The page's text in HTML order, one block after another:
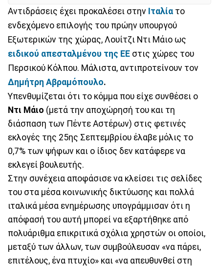
Αντιδράσεις έχει προκαλέσει στην Ιταλία το
ενδεχόμενο επιλογής του πρώην υπουργού
Εξωτερικών της χώρας, Λουίτζι Ντι Μάιο ως
ειδικού απεσταλμένου της ΕΕ στις χώρες του
Περσικού Κόλπου. Μάλιστα, αντιπροτείνουν τον
Δημήτρη Αβραμόπουλο.
Υπενθυμίζεται ότι το κόμμα που είχε συνθέσει ο
Ντι Μάιο (μετά την αποχώρησή του και τη
διάσπαση των Πέντε Αστέρων) στις φετινές
εκλογές της 25ης Σεπτεμβρίου έλαβε μόλις το
0,7% των ψήφων και ο ίδιος δεν κατάφερε να
εκλεγεί βουλευτής.
Στην συνέχεια αποφάσισε να κλείσει τις σελίδες
του στα μέσα κοινωνικής δικτύωσης και πολλά
ιταλικά μέσα ενημέρωσης υπογράμμισαν ότι η
απόφασή του αυτή μπορεί να εξαρτήθηκε από
πολυάριθμα επικριτικά σχόλια χρηστών οι οποίοι,
μεταξύ των άλλων, των συμβούλευσαν «να πάρει,
επιτέλους, ένα πτυχίο» και «να απευθυνθεί στη